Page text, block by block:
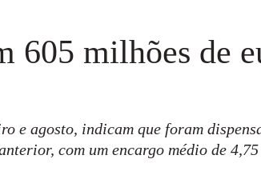
605 milhões de
e agosto, indicam que foram
com um encargo médio de